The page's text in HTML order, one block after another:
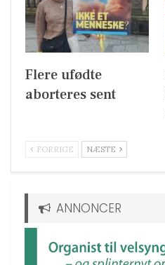
Flere ufødte
aborteres sent
FORRIGE NÆSTE
ANNONCER